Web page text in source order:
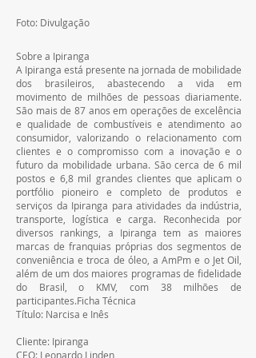
Foto: Divulgação
Sobre a Ipiranga
A Ipiranga está presente na jornada de mobilidade
dos brasileiros, abastecendo a vida em
movimento de milhões de pessoas diariamente.
São mais de 87 anos em operações de excelência
e qualidade de combustíveis e atendimento ao
consumidor, valorizando o relacionamento com
clientes e o compromisso com a inovação e o
futuro da mobilidade urbana. São cerca de 6 mil
postos e 6,8 mil grandes clientes que aplicam o
portfólio pioneiro e completo de produtos e
serviços da Ipiranga para atividades da indústria,
transporte, logística e carga. Reconhecida por
diversos rankings, a Ipiranga tem as maiores
marcas de franquias próprias dos segmentos de
conveniência e troca de óleo, a AmPm e o Jet Oil,
além de um dos maiores programas de fidelidade
do Brasil, o KMV, com 38 milhões de
participantes.Ficha Técnica
Título: Narcisa e Inês
Cliente: Ipiranga
CEO: Leonardo Linden